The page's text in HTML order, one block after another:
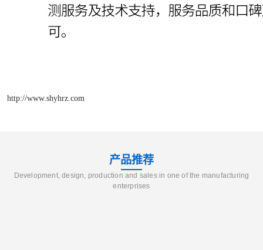
http://www.shyhrz.com
产品推荐
Development, design, production and sales in one of the manufacturing
enterprises